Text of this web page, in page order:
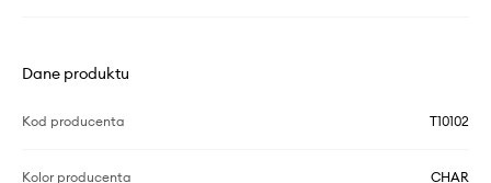
Dane produktu
Kod producenta T10102
Kolor producenta CHAR